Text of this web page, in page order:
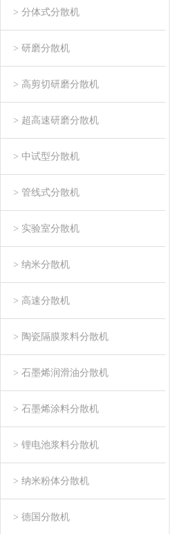
> 分体式分散机
> 研磨分散机
> 高剪切研磨分散机
> 超高速研磨分散机
> 中试型分散机
> 管线式分散机
> 实验室分散机
> 纳米分散机
> 高速分散机
> 陶瓷隔膜浆料分散机
> 石墨烯润滑油分散机
> 石墨烯涂料分散机
> 锂电池浆料分散机
> 纳米粉体分散机
> 德国分散机